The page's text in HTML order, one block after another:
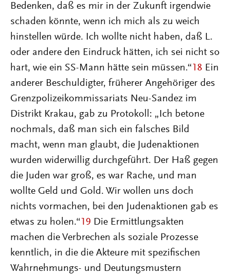
Bedenken, daß es mir in der Zukunft irgendwie
schaden könnte, wenn ich mich als zu weich
hinstellen würde. Ich wollte nicht haben, daß L.
oder andere den Eindruck hätten, ich sei nicht so
hart, wie ein SS-Mann hätte sein müssen.“18 Ein
anderer Beschuldigter, früherer Angehöriger des
Grenzpolizeikommissariats Neu-Sandez im
Distrikt Krakau, gab zu Protokoll: „Ich betone
nochmals, daß man sich ein falsches Bild
macht, wenn man glaubt, die Judenaktionen
wurden widerwillig durchgeführt. Der Haß gegen
die Juden war groß, es war Rache, und man
wollte Geld und Gold. Wir wollen uns doch
nichts vormachen, bei den Judenaktionen gab es
etwas zu holen.“19 Die Ermittlungsakten
machen die Verbrechen als soziale Prozesse
kenntlich, in die die Akteure mit spezifischen
Wahrnehmungs- und Deutungsmustern